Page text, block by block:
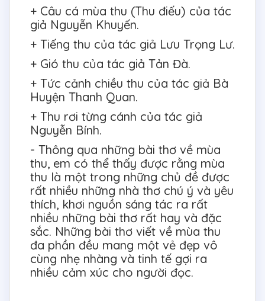
+ Câu cá mùa thu (Thu điếu) của tác
giả Nguyễn Khuyến.
+ Tiếng thu của tác giả Lưu Trọng Lư.
+ Gió thu của tác giả Tản Đà.
+ Tức cảnh chiều thu của tác giả Bà
Huyện Thanh Quan.
+ Thu rơi từng cánh của tác giả
Nguyễn Bính.
- Thông qua những bài thơ về mùa
thu, em có thể thấy được rằng mùa
thu là một trong những chủ đề được
rất nhiều những nhà thơ chú ý và yêu
thích, khơi nguồn sáng tác ra rất
nhiều những bài thơ rất hay và đặc
sắc. Những bài thơ viết về mùa thu
đa phần đều mang một vẻ đẹp vô
cùng nhẹ nhàng và tinh tế gợi ra
nhiều cảm xúc cho người đọc.